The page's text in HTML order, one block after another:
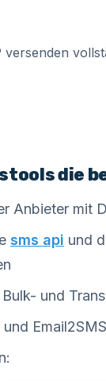
die
Anbieter mit
sms api und
und